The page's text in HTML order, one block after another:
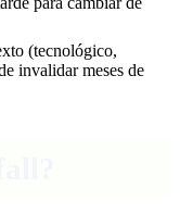
(tecnológico,
invalidar meses de